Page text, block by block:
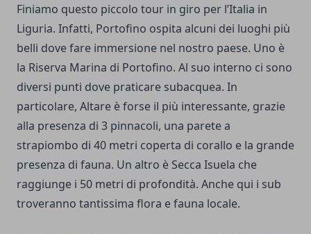
Finiamo questo piccolo tour in giro per l’Italia in
Liguria. Infatti, Portofino ospita alcuni dei luoghi più
belli dove fare immersione nel nostro paese. Uno è
la Riserva Marina di Portofino. Al suo interno ci sono
diversi punti dove praticare subacquea. In
particolare, Altare è forse il più interessante, grazie
alla presenza di 3 pinnacoli, una parete a
strapiombo di 40 metri coperta di corallo e la grande
presenza di fauna. Un altro è Secca Isuela che
raggiunge i 50 metri di profondità. Anche qui i sub
troveranno tantissima flora e fauna locale.